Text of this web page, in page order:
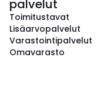
palvelut
Toimitustavat
Lisäarvopalvelut
Varastointipalvelut
Omavarasto